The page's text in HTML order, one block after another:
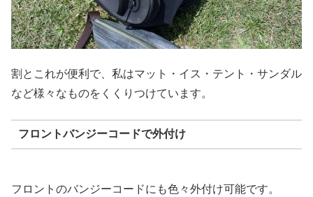
割とこれが便利で、私はマット・イス・テント・サンダル
など様々なものをくくりつけています。
フロントバンジーコードで外付け
フロントのバンジーコードにも色々外付け可能です。